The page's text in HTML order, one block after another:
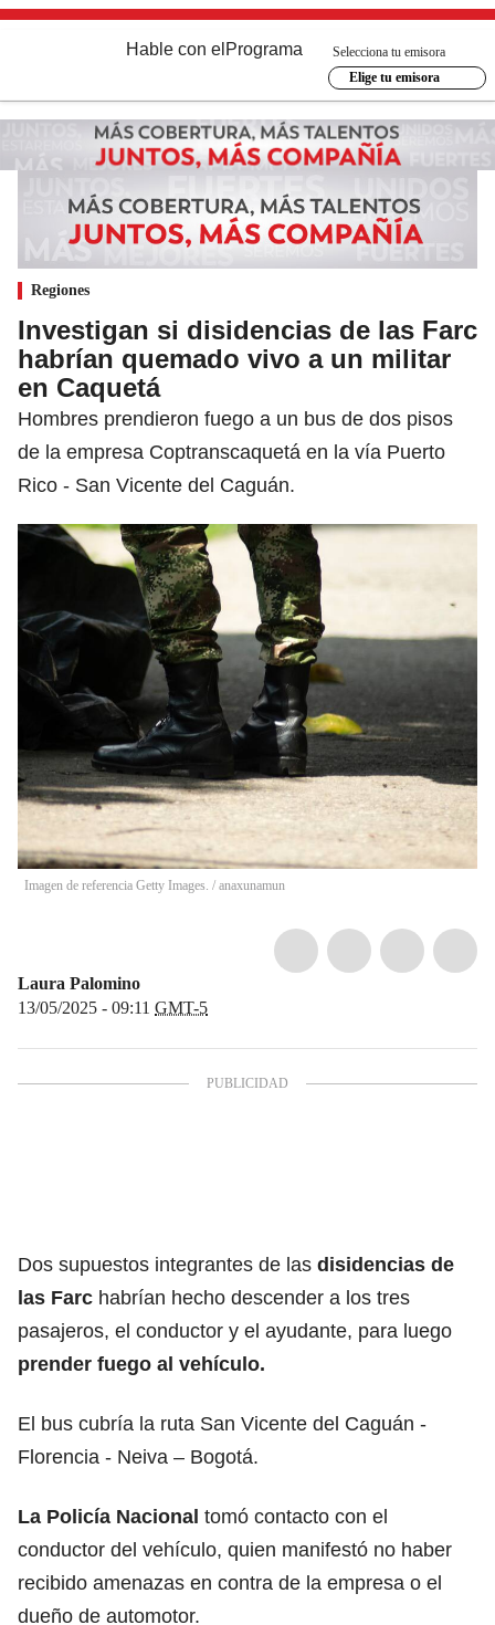
Hable con el Programa
Selecciona tu emisora
Elige tu emisora
Regiones
Investigan si disidencias de las Farc
habrían quemado vivo a un militar
en Caquetá
Hombres prendieron fuego a un bus de dos pisos
de la empresa Coptranscaquetá en la vía Puerto
Rico - San Vicente del Caguán.
Imagen de referencia Getty Images. / anaxunamun
Laura Palomino
13/05/2025 - 09:11 GMT-5
Dos supuestos integrantes de las disidencias de
las Farc habrían hecho descender a los tres
pasajeros, el conductor y el ayudante, para luego
prender fuego al vehículo.
El bus cubría la ruta San Vicente del Caguán -
Florencia - Neiva – Bogotá.
La Policía Nacional tomó contacto con el
conductor del vehículo, quien manifestó no haber
recibido amenazas en contra de la empresa o el
dueño de automotor.